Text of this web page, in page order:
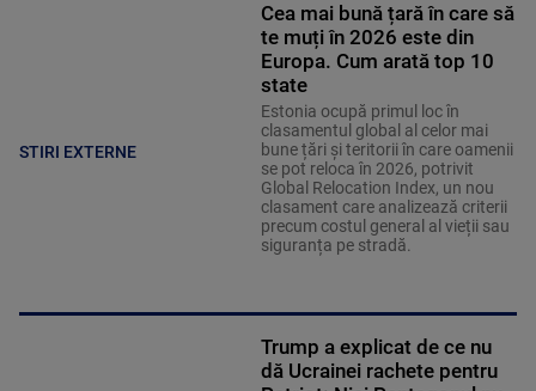
STIRI EXTERNE
Cea mai bună țară în care să
te muți în 2026 este din
Europa. Cum arată top 10
state
Estonia ocupă primul loc în
clasamentul global al celor mai
bune țări și teritorii în care oamenii
se pot reloca în 2026, potrivit
Global Relocation Index, un nou
clasament care analizează criterii
precum costul general al vieții sau
siguranța pe stradă.
Trump a explicat de ce nu
dă Ucrainei rachete pentru